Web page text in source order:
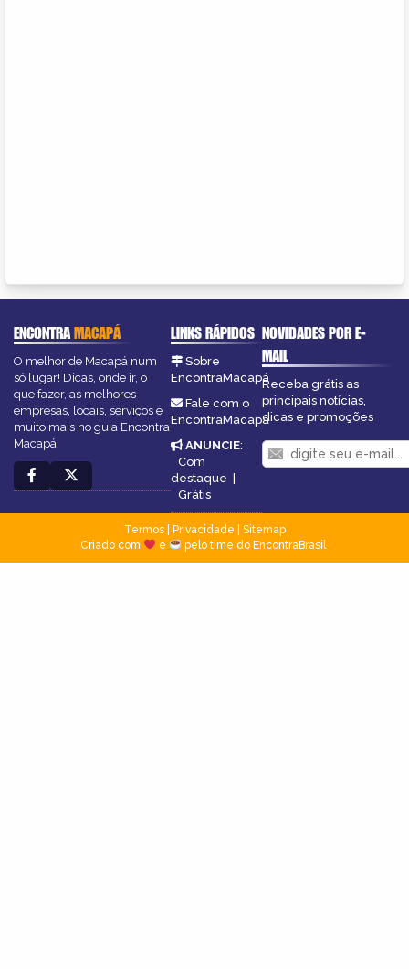
ENCONTRAMACAPÁ
O melhor de Macapá num
só lugar! Dicas, onde ir, o
que fazer, as melhores
empresas, locais, serviços e
muito mais no guia Encontra
Macapá.
LINKS RÁPIDOS
Sobre
EncontraMacapá
Fale com o
EncontraMacapá
ANUNCIE:
Com
destaque |
Grátis
NOVIDADES POR E-
MAIL
Receba grátis as
principais notícias,
dicas e promoções
Termos| Privacidade
Sitemap
Criado com
e pelo time do EncontraBrasil